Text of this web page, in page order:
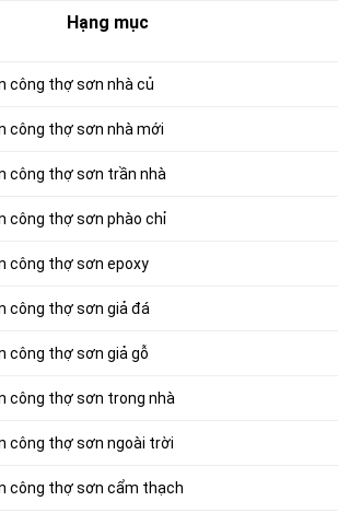
Hạng mục
công thợ sơn nhà củ
công thợ sơn nhà mới
công thợ sơn trần nhà
công thợ sơn phào chỉ
công thợ sơn epoxy
công thợ sơn giả đá
công thợ sơn giả gỗ
công thợ sơn trong nhà
công thợ sơn ngoài trời
công thợ sơn cẩm thạch